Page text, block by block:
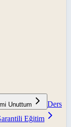
Unuttum
Ders
Eğitim